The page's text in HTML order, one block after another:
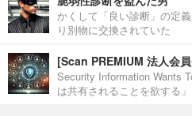
かくして「良い診断」の定
り別物に交換されていた
[Scan PREMIUM 法人会
Security Information Wants
は共有されることを欲する」